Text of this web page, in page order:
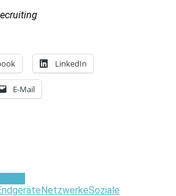
LinkedIn
E-Mail
NetzwerkeSoziale